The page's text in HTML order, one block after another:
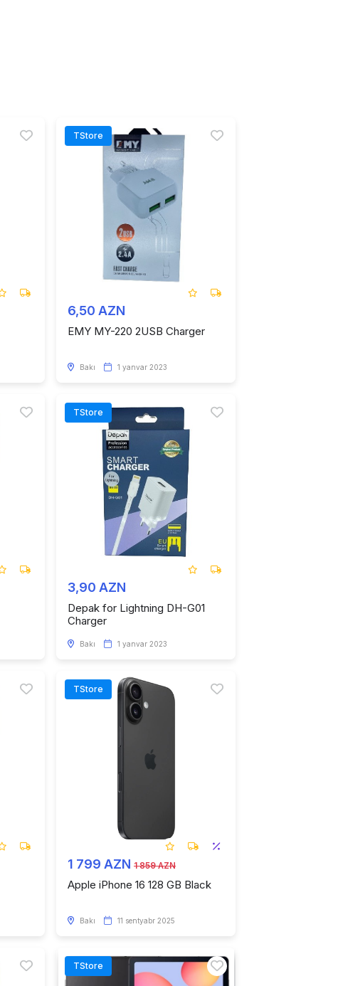
TStore
6,50 AZN
EMY MY-220 2USB Charger
Bakı 1 yanvar 2023
TStore
3,90 AZN
Depak for Lightning DH-G01
Charger
Bakı 1 yanvar 2023
TStore
1 799 AZN 1 859 AZN
Apple iPhone 16 128 GB Black
Bakı 11 sentyabr 2025
TStore